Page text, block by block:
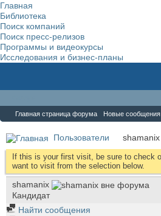
Главная
Библиотека
Поиск компаний
Поиск пресс-релизов
Программы и видеокурсы
Исследования и бизнес-планы
Главная страница форума Новые сообщения
Пользователи shamanix
If this is your first visit, be sure to check
want to visit from the selection below.
shamanix
Кандидат
Найти сообщения